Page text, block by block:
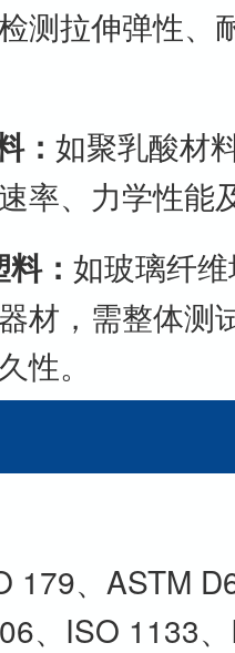
测拉伸弹性、
：如聚乳酸材
率、力学性能
料：如玻璃纤
材，需整体测
性。
179、ASTM
、ISO 1133